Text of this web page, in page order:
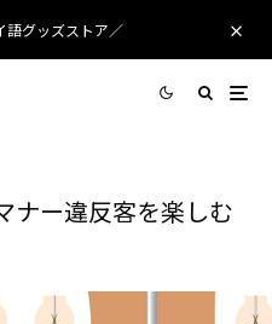
語グッズストア／
ナー違反客を楽しむ